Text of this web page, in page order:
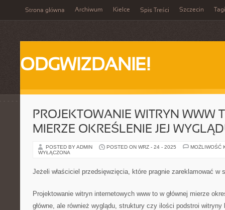
Strona główna Archiwum Kielce Spis Treści Szczecin Tagi
ODGWIZDANIE!
PROJEKTOWANIE WITRYN WWW
MIERZE OKREŚLENIE JEJ
POSTED BY ADMIN POSTED ON WRZ - 24 - 2025
MOŻLIWOŚĆ
WYŁĄCZONA
Jeżeli właściciel przedsięwzięcia, które pragnie zareklamować w
Projektowanie witryn internetowych www to w głównej mierze
główne, ale również wyglądu, struktury czy ilości podstroi